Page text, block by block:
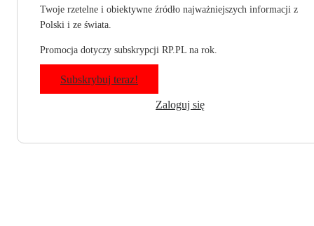
Twoje rzetelne i obiektywne źródło najważniejszych informacji z
Polski i ze świata.
Promocja dotyczy subskrypcji RP.PL na rok.
Subskrybuj teraz!
Zaloguj się